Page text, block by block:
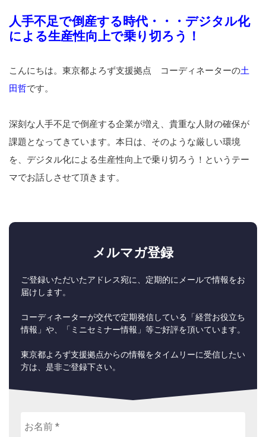
人手不足で倒産する時代・・・デジタル化
による生産性向上で乗り切ろう！
こんにちは。東京都よろず支援拠点 コーディネーターの土
田哲です。
深刻な人手不足で倒産する企業が増え、貴重な人財の確保が
課題となってきています。本日は、そのような厳しい環境
を、デジタル化による生産性向上で乗り切ろう！というテー
マでお話しさせて頂きます。
メルマガ登録
ご登録いただいたアドレス宛に、定期的にメールで情報をお
届けします。
コーディネーターが交代で定期発信している「経営お役立ち
情報」や、「ミニセミナー情報」等ご好評を頂いています。
東京都よろず支援拠点からの情報をタイムリーに受信したい
方は、是非ご登録下さい。